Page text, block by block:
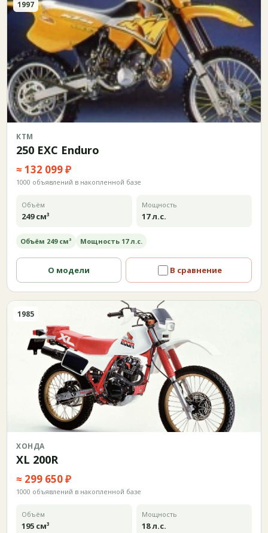
1997
КТМ
250 EXC Enduro
≈ 132 099 ₽
1000 объявлений в накопленной базе
Объём
249 см³
Мощность
17 л.с.
Объём 249 см³ Мощность 17 л.с.
О модели В сравнение
1985
ХОНДА
XL 200R
≈ 299 650 ₽
1000 объявлений в накопленной базе
Объём
195 см³
Мощность
18 л.с.